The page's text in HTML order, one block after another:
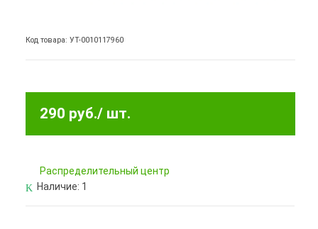
Код товара: УТ-0010117960
290 руб./ шт.
Pаспределительный центр
Наличие: 1